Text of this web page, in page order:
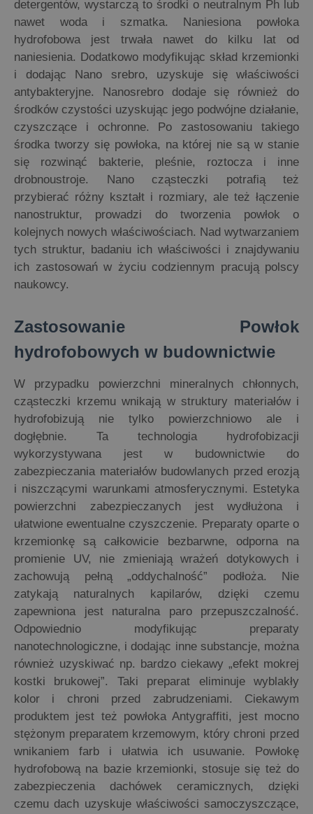
detergentów, wystarczą to środki o neutralnym Ph lub
nawet woda i szmatka. Naniesiona powłoka
hydrofobowa jest trwała nawet do kilku lat od
naniesienia. Dodatkowo modyfikując skład krzemionki
i dodając Nano srebro, uzyskuje się właściwości
antybakteryjne. Nanosrebro dodaje się również do
środków czystości uzyskując jego podwójne działanie,
czyszczące i ochronne. Po zastosowaniu takiego
środka tworzy się powłoka, na której nie są w stanie
się rozwinąć bakterie, pleśnie, roztocza i inne
drobnoustroje. Nano cząsteczki potrafią też
przybierać różny kształt i rozmiary, ale też łączenie
nanostruktur, prowadzi do tworzenia powłok o
kolejnych nowych właściwościach. Nad wytwarzaniem
tych struktur, badaniu ich właściwości i znajdywaniu
ich zastosowań w życiu codziennym pracują polscy
naukowcy.
Zastosowanie Powłok
hydrofobowych w budownictwie
W przypadku powierzchni mineralnych chłonnych,
cząsteczki krzemu wnikają w struktury materiałów i
hydrofobizują nie tylko powierzchniowo ale i
dogłębnie. Ta technologia hydrofobizacji
wykorzystywana jest w budownictwie do
zabezpieczania materiałów budowlanych przed erozją
i niszczącymi warunkami atmosferycznymi. Estetyka
powierzchni zabezpieczanych jest wydłużona i
ułatwione ewentualne czyszczenie. Preparaty oparte o
krzemionkę są całkowicie bezbarwne, odporna na
promienie UV, nie zmieniają wrażeń dotykowych i
zachowują pełną „oddychalność” podłoża. Nie
zatykają naturalnych kapilarów, dzięki czemu
zapewniona jest naturalna paro przepuszczalność.
Odpowiednio modyfikując preparaty
nanotechnologiczne, i dodając inne substancje, można
również uzyskiwać np. bardzo ciekawy „efekt mokrej
kostki brukowej”. Taki preparat eliminuje wyblakły
kolor i chroni przed zabrudzeniami. Ciekawym
produktem jest też powłoka Antygraffiti, jest mocno
stężonym preparatem krzemowym, który chroni przed
wnikaniem farb i ułatwia ich usuwanie. Powłokę
hydrofobową na bazie krzemionki, stosuje się też do
zabezpieczenia dachówek ceramicznych, dzięki
czemu dach uzyskuje właściwości samoczyszczące,